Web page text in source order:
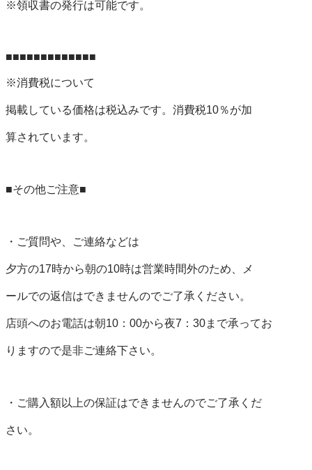
※領収書の発行は可能です。
■■■■■■■■■■■■■
※消費税について
掲載している価格は税込みです。消費税10％が加
算されています。
■その他ご注意■
・ご質問や、ご連絡などは
夕方の17時から朝の10時は営業時間外のため、メ
ールでの返信はできませんのでご了承ください。
店頭へのお電話は朝10：00から夜7：30まで承ってお
りますので是非ご連絡下さい。
・ご購入額以上の保証はできませんのでご了承くだ
さい。